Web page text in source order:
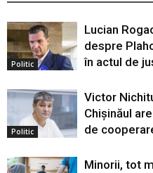
Politic
Lucian
despre
în actul de
Politic
Victor
Chișinăul
de
Minorii, tot